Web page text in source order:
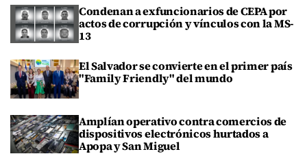
Condenan a exfuncionarios de CEPA por
actos de corrupción y vínculos con la MS-
13
El Salvador se convierte en el primer país
"Family Friendly" del mundo
Amplían operativo contra comercios de
dispositivos electrónicos hurtados a
Apopa y San Miguel